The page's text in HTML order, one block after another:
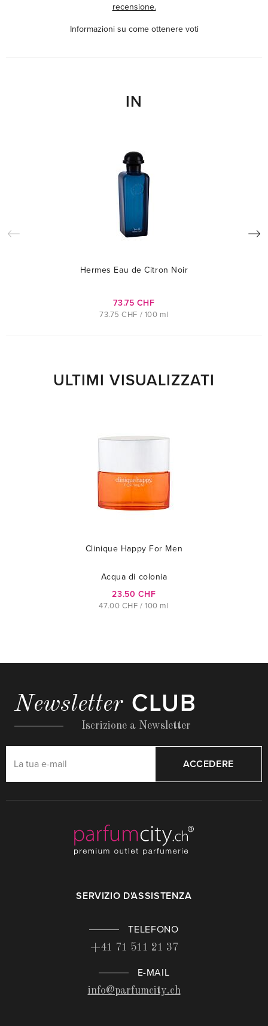
recensione.
Informazioni su come ottenere voti
IN
Hermes Eau de Citron Noir
73.75 CHF
73.75 CHF / 100 ml
ULTIMI VISUALIZZATI
Clinique Happy For Men
Acqua di colonia
23.50 CHF
47.00 CHF / 100 ml
Newsletter CLUB
Iscrizione a Newsletter
ACCEDERE
SERVIZIO D'ASSISTENZA
TELEFONO
+41 71 511 21 37
E-MAIL
info@parfumcity.ch